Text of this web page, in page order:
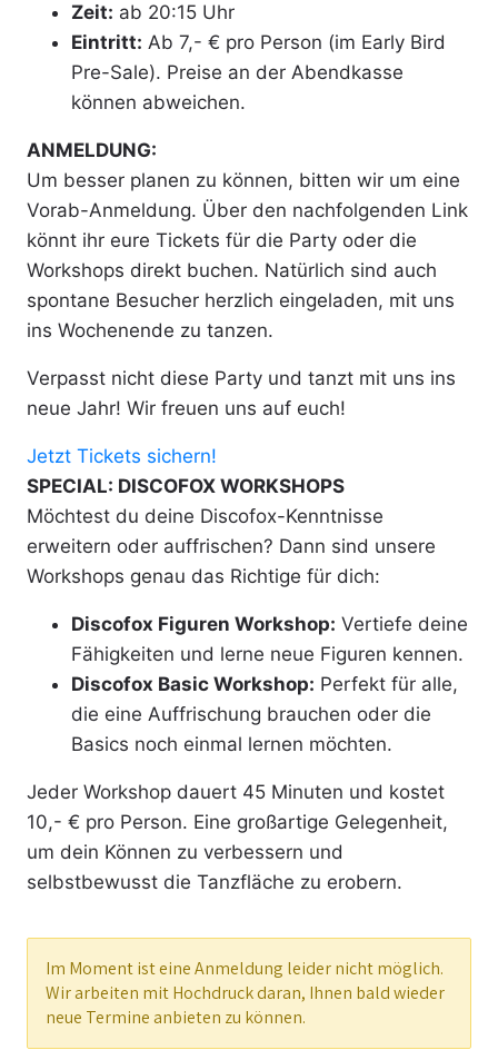
Zeit: ab 20:15 Uhr
Eintritt: Ab 7,- € pro Person (im Early Bird
Pre-Sale). Preise an der Abendkasse
können abweichen.
ANMELDUNG:
Um besser planen zu können, bitten wir um eine
Vorab-Anmeldung. Über den nachfolgenden Link
könnt ihr eure Tickets für die Party oder die
Workshops direkt buchen. Natürlich sind auch
spontane Besucher herzlich eingeladen, mit uns
ins Wochenende zu tanzen.
Verpasst nicht diese Party und tanzt mit uns ins
neue Jahr! Wir freuen uns auf euch!
Jetzt Tickets sichern!
SPECIAL: DISCOFOX WORKSHOPS
Möchtest du deine Discofox-Kenntnisse
erweitern oder auffrischen? Dann sind unsere
Workshops genau das Richtige für dich:
Discofox Figuren Workshop: Vertiefe deine
Fähigkeiten und lerne neue Figuren kennen.
Discofox Basic Workshop: Perfekt für alle,
die eine Auffrischung brauchen oder die
Basics noch einmal lernen möchten.
Jeder Workshop dauert 45 Minuten und kostet
10,- € pro Person. Eine großartige Gelegenheit,
um dein Können zu verbessern und
selbstbewusst die Tanzfläche zu erobern.